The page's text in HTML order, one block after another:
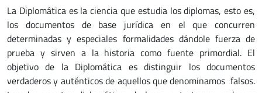
La Diplomática es la ciencia que estudia los diplomas, esto es,
los documentos de base jurídica en el que concurren
determinadas y especiales formalidades dándole fuerza de
prueba y sirven a la historia como fuente primordial. El
objetivo de la Diplomática es distinguir los documentos
verdaderos y auténticos de aquellos que denominamos falsos.